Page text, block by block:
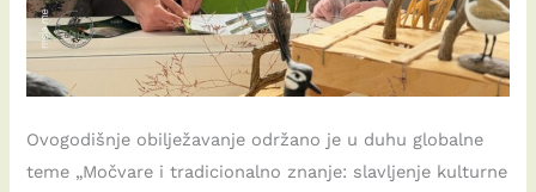
Ovogodišnje obilježavanje održano je u duhu globalne
teme „Močvare i tradicionalno znanje: slavljenje kulturne